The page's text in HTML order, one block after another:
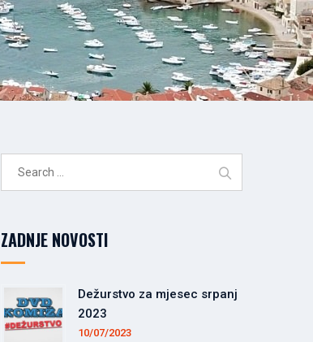
ZADNJE NOVOSTI
Dežurstvo za mjesec srpanj
2023
10/07/2023